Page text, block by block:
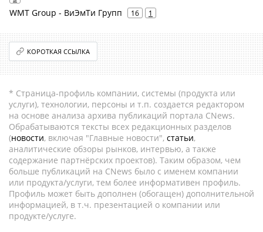
WMT Group - ВиЭмТи Групп 16 1
КОРОТКАЯ ССЫЛКА
* Страница-профиль компании, системы (продукта или
услуги), технологии, персоны и т.п. создается редактором
на основе анализа архива публикаций портала CNews.
Обрабатываются тексты всех редакционных разделов
(новости, включая "Главные новости", статьи,
аналитические обзоры рынков, интервью, а также
содержание партнёрских проектов). Таким образом, чем
больше публикаций на CNews было с именем компании
или продукта/услуги, тем более информативен профиль.
Профиль может быть дополнен (обогащен) дополнительной
информацией, в т.ч. презентацией о компании или
продукте/услуге.